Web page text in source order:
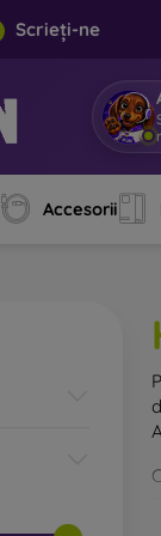
Scrieți-ne
Accesorii